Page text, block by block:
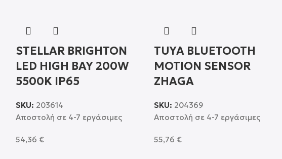
STELLAR BRIGHTON
LED HIGH BAY 200W
5500K IP65
SKU: 203614
Αποστολή σε 4-7 εργάσιμες
54,36 €
TUYA BLUETOOTH
MOTION SENSOR
ZHAGA
SKU: 204369
Αποστολή σε 4-7 εργάσιμες
55,76 €